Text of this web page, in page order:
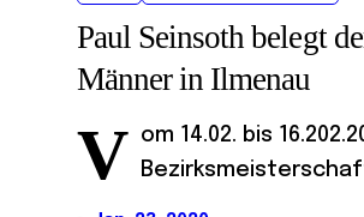
Paul Seinsoth belegt
Männer in Ilmenau
V
om 14.02. bis